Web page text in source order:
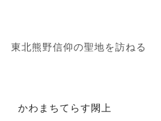
東北熊野信仰の聖地を訪ねる
かわまちてらす閖上